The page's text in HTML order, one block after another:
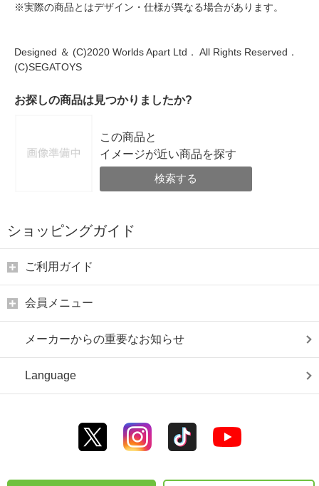
※実際の商品とはデザイン・仕様が異なる場合があります。
Designed ＆ (C)2020 Worlds Apart Ltd． All Rights Reserved．
(C)SEGATOYS
お探しの商品は見つかりましたか?
この商品と
イメージが近い商品を探す
検索する
ショッピングガイド
ご利用ガイド
会員メニュー
メーカーからの重要なお知らせ
Language